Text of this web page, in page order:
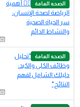
الصحه العامة
الصحه العامة